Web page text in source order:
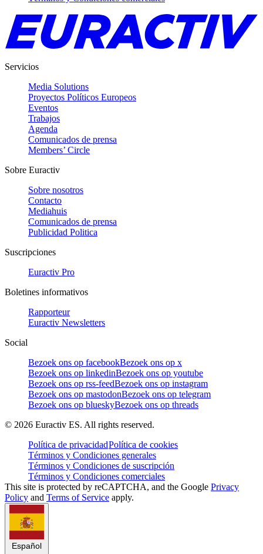
Servicios
Media Solutions
Proyectos Políticos Europeos
Eventos
Trabajos
Agenda
Comunicados de prensa
Members’ Circle
Sobre Euractiv
Sobre nosotros
Contacto
Mediahuis
Comunicados de prensa
Publicidad Politica
Suscripciones
Euractiv Pro
Boletines informativos
Rapporteur
Euractiv Newsletters
Social
Bezoek ons op facebookBezoek ons op x
Bezoek ons op linkedinBezoek ons op youtube
Bezoek ons op rss-feedBezoek ons op instagram
Bezoek ons op mastodonBezoek ons op telegram
Bezoek ons op blueskyBezoek ons op threads
© 2026 Euractiv ES. All rights reserved.
Política de privacidadPolítica de cookies
Términos y Condiciones generales
Términos y Condiciones de suscripción
Términos y Condiciones comerciales
This site is protected by reCAPTCHA, and the Google Privacy
Policy and Terms of Service apply.
Español